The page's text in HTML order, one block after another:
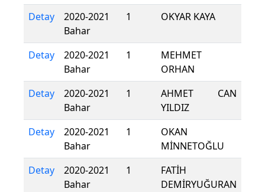
Detay
2020-2021
Bahar
1 OKYAR KAYA
Detay
2020-2021
Bahar
1
MEHMET
ORHAN
Detay
2020-2021
Bahar
1
AHMET CAN
YILDIZ
Detay
2020-2021
Bahar
1
OKAN
MİNNETOĞLU
Detay
2020-2021
Bahar
1
FATİH
DEMİRYUĞURAN